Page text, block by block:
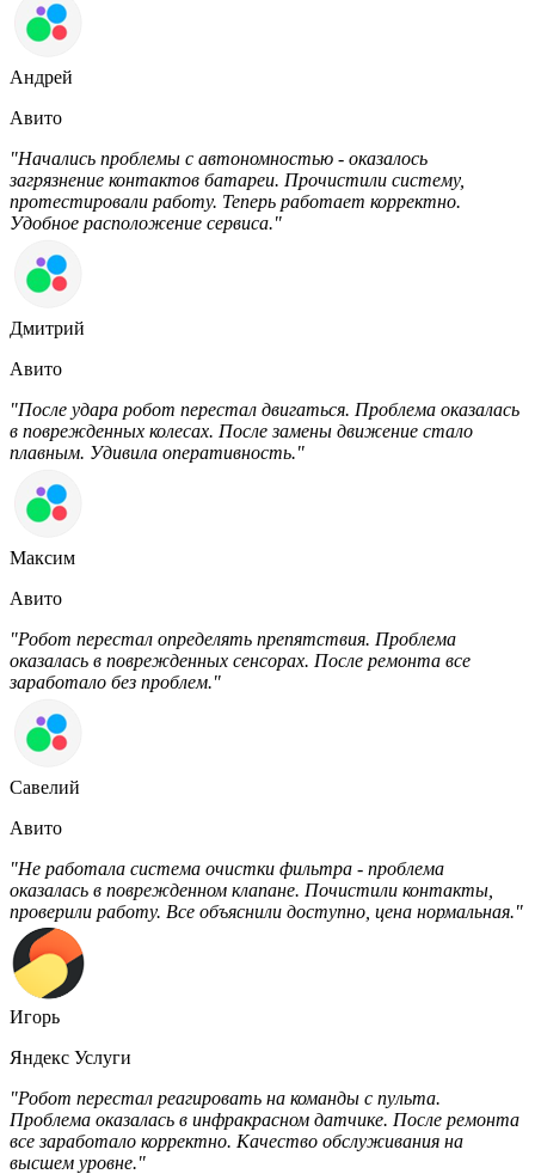
Андрей
Авито
"Начались проблемы с автономностью - оказалось
загрязнение контактов батареи. Прочистили систему,
протестировали работу. Теперь работает корректно.
Удобное расположение сервиса."
Дмитрий
Авито
"После удара робот перестал двигаться. Проблема оказалась
в поврежденных колесах. После замены движение стало
плавным. Удивила оперативность."
Максим
Авито
"Робот перестал определять препятствия. Проблема
оказалась в поврежденных сенсорах. После ремонта все
заработало без проблем."
Савелий
Авито
"Не работала система очистки фильтра - проблема
оказалась в поврежденном клапане. Почистили контакты,
проверили работу. Все объяснили доступно, цена нормальная."
Игорь
Яндекс Услуги
"Робот перестал реагировать на команды с пульта.
Проблема оказалась в инфракрасном датчике. После ремонта
все заработало корректно. Качество обслуживания на
высшем уровне."